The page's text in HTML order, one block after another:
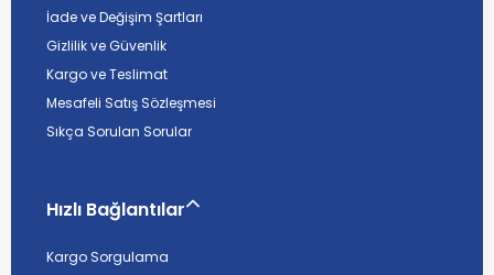
İade ve Değişim Şartları
Gizlilik ve Güvenlik
Kargo ve Teslimat
Mesafeli Satış Sözleşmesi
Sıkça Sorulan Sorular
Hızlı Bağlantılar
Kargo Sorgulama